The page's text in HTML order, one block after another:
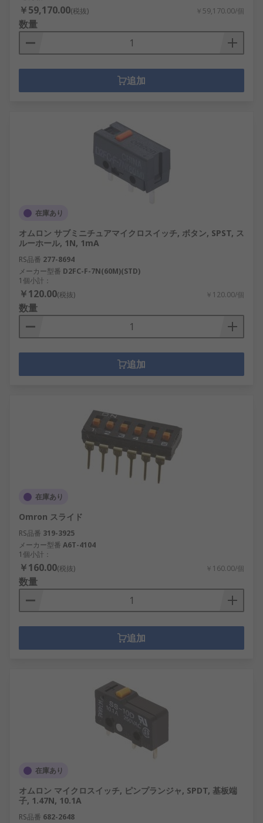
￥59,170.00(税抜) ￥59,170.00/個
数量
追加
在庫あり
オムロン サブミニチュアマイクロスイッチ, ボタン, SPST, ス
ルーホール, 1N, 1mA
RS品番 277-8694
メーカー型番 D2FC-F-7N(60M)(STD)
1個小計：
￥120.00(税抜) ￥120.00/個
数量
追加
在庫あり
Omron スライド
RS品番 319-3925
メーカー型番 A6T-4104
1個小計：
￥160.00(税抜) ￥160.00/個
数量
追加
在庫あり
オムロン マイクロスイッチ, ピンプランジャ, SPDT, 基板端
子, 1.47N, 10.1A
RS品番 682-2648